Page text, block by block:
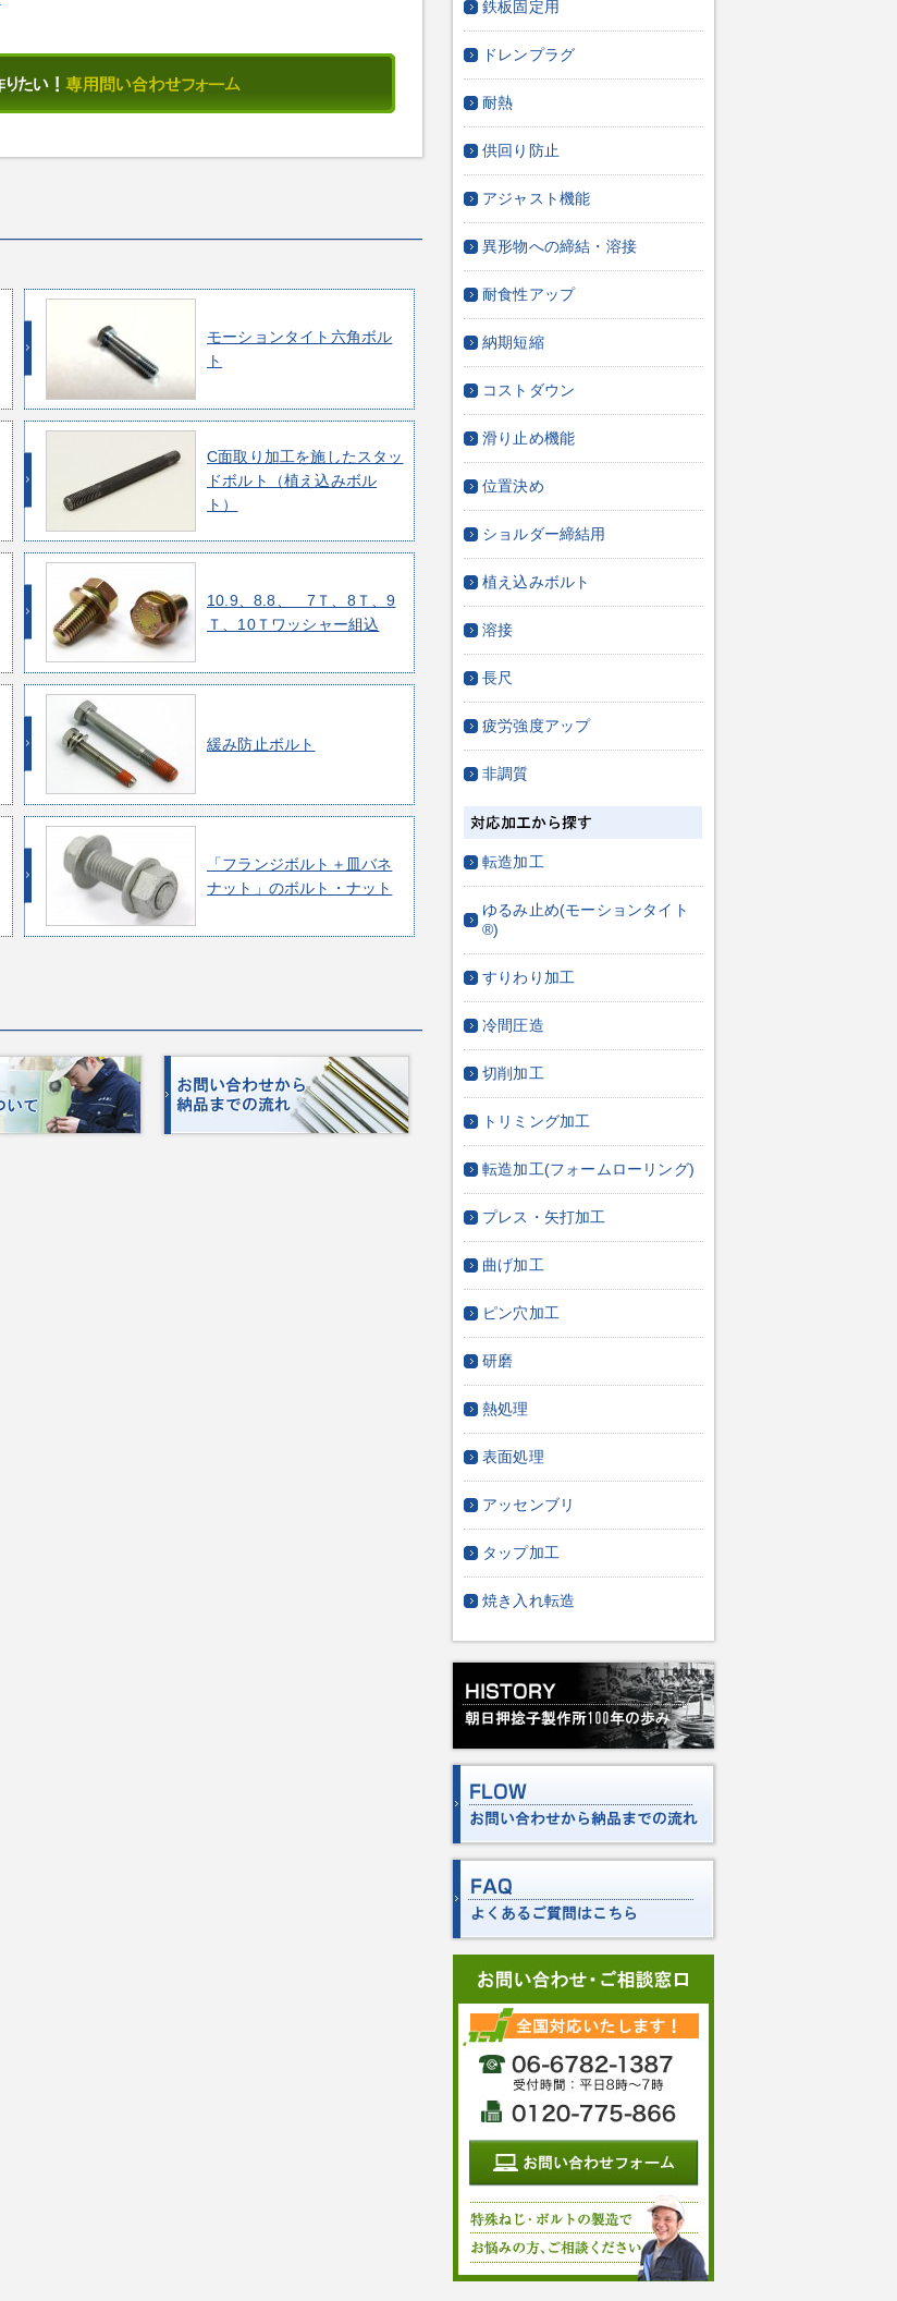
モーションタイト六角ボル
ト
C面取り加工を施したスタッ
ドボルト（植え込みボル
ト）
10.9、8.8、 7Ｔ、8Ｔ、9
Ｔ、10Ｔワッシャー組込
緩み防止ボルト
「フランジボルト＋皿バネ
ナット」のボルト・ナット
鉄板固定用
ドレンプラグ
耐熱
供回り防止
アジャスト機能
異形物への締結・溶接
耐食性アップ
納期短縮
コストダウン
滑り止め機能
位置決め
ショルダー締結用
植え込みボルト
溶接
長尺
疲労強度アップ
非調質
転造加工
ゆるみ止め(モーションタイト
®)
すりわり加工
冷間圧造
切削加工
トリミング加工
転造加工(フォームローリング)
プレス・矢打加工
曲げ加工
ピン穴加工
研磨
熱処理
表面処理
アッセンブリ
タップ加工
焼き入れ転造